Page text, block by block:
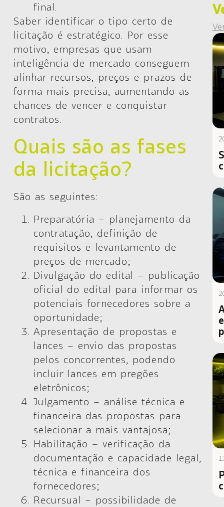
final.
Saber identificar o tipo certo de
licitação é estratégico. Por esse
motivo, empresas que usam
inteligência de mercado conseguem
alinhar recursos, preços e prazos de
forma mais precisa, aumentando as
chances de vencer e conquistar
contratos.
Quais são as fases
da licitação?
São as seguintes:
Preparatória – planejamento da
contratação, definição de
requisitos e levantamento de
preços de mercado;
Divulgação do edital – publicação
oficial do edital para informar os
potenciais fornecedores sobre a
oportunidade;
Apresentação de propostas e
lances – envio das propostas
pelos concorrentes, podendo
incluir lances em pregões
eletrônicos;
Julgamento – análise técnica e
financeira das propostas para
selecionar a mais vantajosa;
Habilitação – verificação da
documentação e capacidade legal,
técnica e financeira dos
fornecedores;
Recursual – possibilidade de